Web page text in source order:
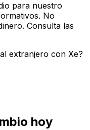
para nuestro
No
Consulta las
extranjero con Xe?
hoy